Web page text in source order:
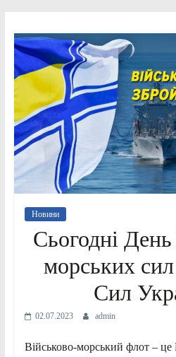
Новини
Сьогодні
морських
Сил
02.07.2023 admin
Військово-морський флот – це